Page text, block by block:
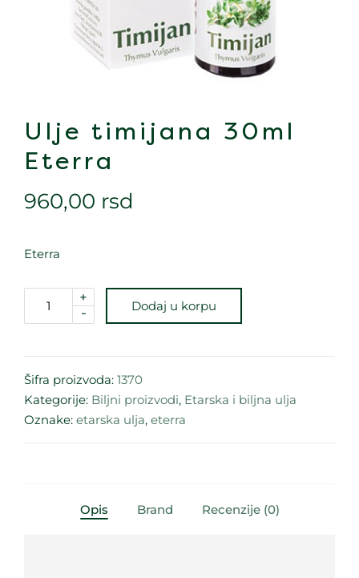
Ulje timijana 30ml
Eterra
960,00 rsd
Eterra
-
+
Dodaj u korpu
Šifra proizvoda: 1370
Kategorije: Biljni proizvodi, Etarska i biljna ulja
Oznake: etarska ulja, eterra
Opis Brand Recenzije (0)